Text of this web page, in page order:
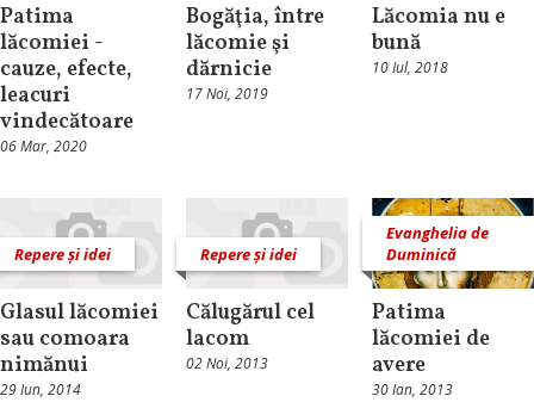
Patima
lăcomiei -
cauze, efecte,
leacuri
vindecătoare
06 Mar, 2020
Bogăţia, între
lăcomie şi
dărnicie
17 Noi, 2019
Lăcomia nu e
bună
10 Iul, 2018
Repere și idei
Glasul lăcomiei
sau comoara
nimănui
29 Iun, 2014
Repere și idei
Călugărul cel
lacom
02 Noi, 2013
Evanghelia de
Duminică
Patima
lăcomiei de
avere
30 Ian, 2013